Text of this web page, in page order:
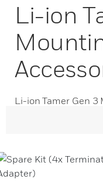
Li-ion
Li-ion Tamer Gen 3